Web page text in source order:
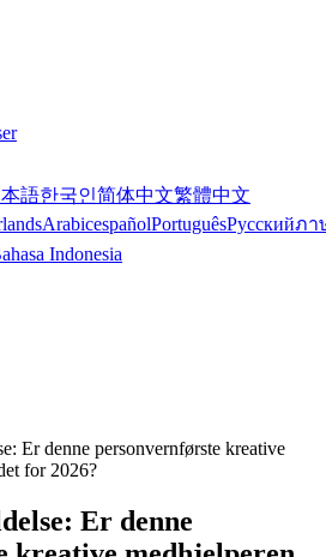
本語한국인简体中文繁體中文
ArabicespañolPortuguêsРусскийภา
Indonesia
Er denne personvernførste kreative
for 2026?
Er denne